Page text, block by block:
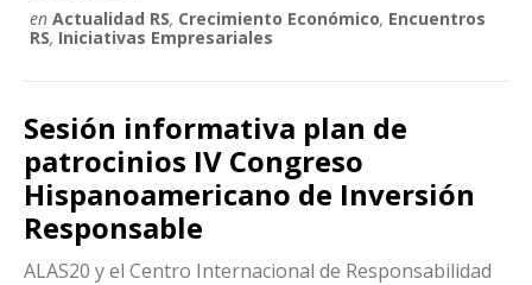
en Actualidad RS, Crecimiento Económico, Encuentros
RS, Iniciativas Empresariales
Sesión informativa plan de
patrocinios IV Congreso
Hispanoamericano de Inversión
Responsable
ALAS20 y el Centro Internacional de Responsabilidad